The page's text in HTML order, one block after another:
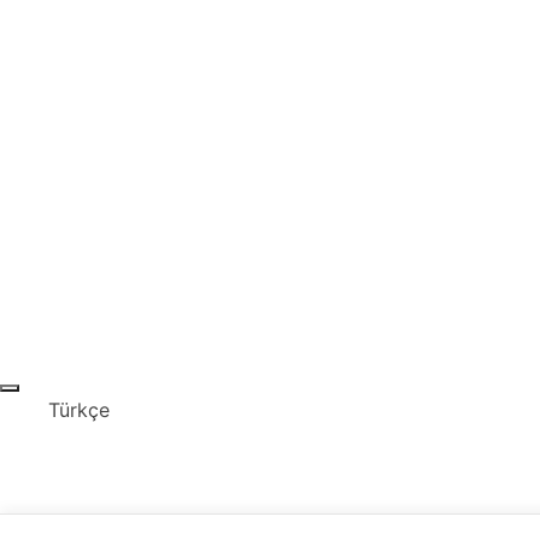
Türkçe